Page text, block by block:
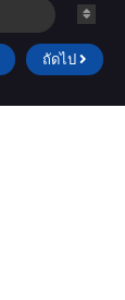
ถัดไป